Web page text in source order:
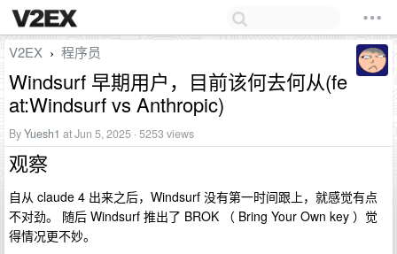
V2EX › 程序员
Windsurf 早期用户，目前该何去何从(fe
at:Windsurf vs Anthropic)
ByYuesh1 at Jun 5, 2025 · 5253 views
观察
自从 claude 4 出来之后，Windsurf 没有第一时间跟上，就感觉有点
不对劲。 随后 Windsurf 推出了 BROK （ Bring Your Own key ）觉
得情况更不妙。